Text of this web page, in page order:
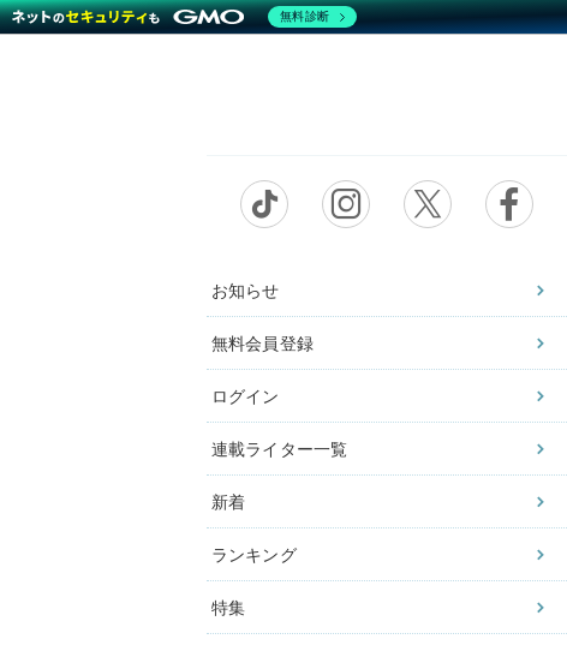
お知らせ
無料会員登録
ログイン
連載ライター一覧
新着
ランキング
特集
無料診断